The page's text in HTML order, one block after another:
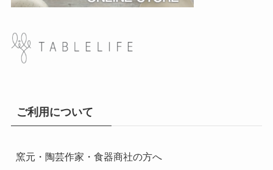
ご利用について
窯元・陶芸作家・食器商社の方へ